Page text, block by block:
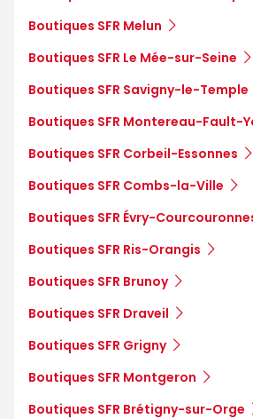
Boutiques SFR Melun
Boutiques SFR Le Mée-sur-Seine
Boutiques SFR Savigny-le-Temple
Boutiques SFR Montereau-Fault-
Boutiques SFR Corbeil-Essonnes
Boutiques SFR Combs-la-Ville
Boutiques SFR Évry-
Boutiques SFR Ris-Orangis
Boutiques SFR Brunoy
Boutiques SFR Draveil
Boutiques SFR Grigny
Boutiques SFR Montgeron
Boutiques SFR Brétigny-sur-Orge